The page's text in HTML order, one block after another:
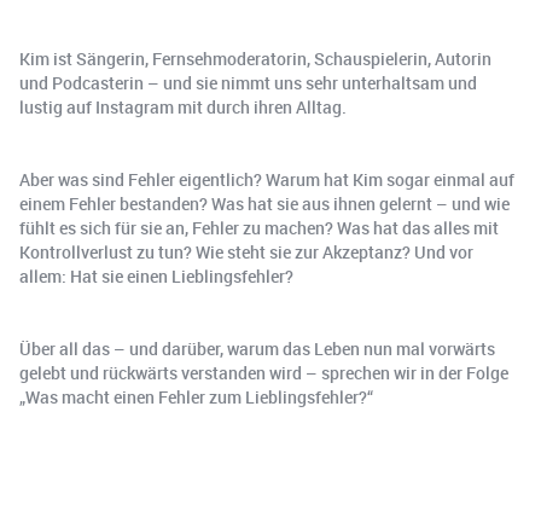
Kim ist Sängerin, Fernsehmoderatorin, Schauspielerin, Autorin
und Podcasterin – und sie nimmt uns sehr unterhaltsam und
lustig auf Instagram mit durch ihren Alltag.
Aber was sind Fehler eigentlich? Warum hat Kim sogar einmal auf
einem Fehler bestanden? Was hat sie aus ihnen gelernt – und wie
fühlt es sich für sie an, Fehler zu machen? Was hat das alles mit
Kontrollverlust zu tun? Wie steht sie zur Akzeptanz? Und vor
allem: Hat sie einen Lieblingsfehler?
Über all das – und darüber, warum das Leben nun mal vorwärts
gelebt und rückwärts verstanden wird – sprechen wir in der Folge
„Was macht einen Fehler zum Lieblingsfehler?“